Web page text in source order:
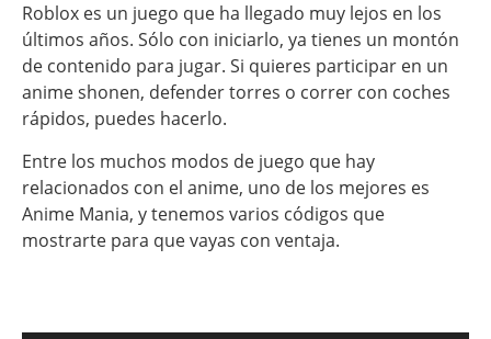
Roblox es un juego que ha llegado muy lejos en los
últimos años. Sólo con iniciarlo, ya tienes un montón
de contenido para jugar. Si quieres participar en un
anime shonen, defender torres o correr con coches
rápidos, puedes hacerlo.
Entre los muchos modos de juego que hay
relacionados con el anime, uno de los mejores es
Anime Mania, y tenemos varios códigos que
mostrarte para que vayas con ventaja.